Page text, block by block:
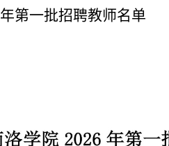
年第一批招聘教师名单